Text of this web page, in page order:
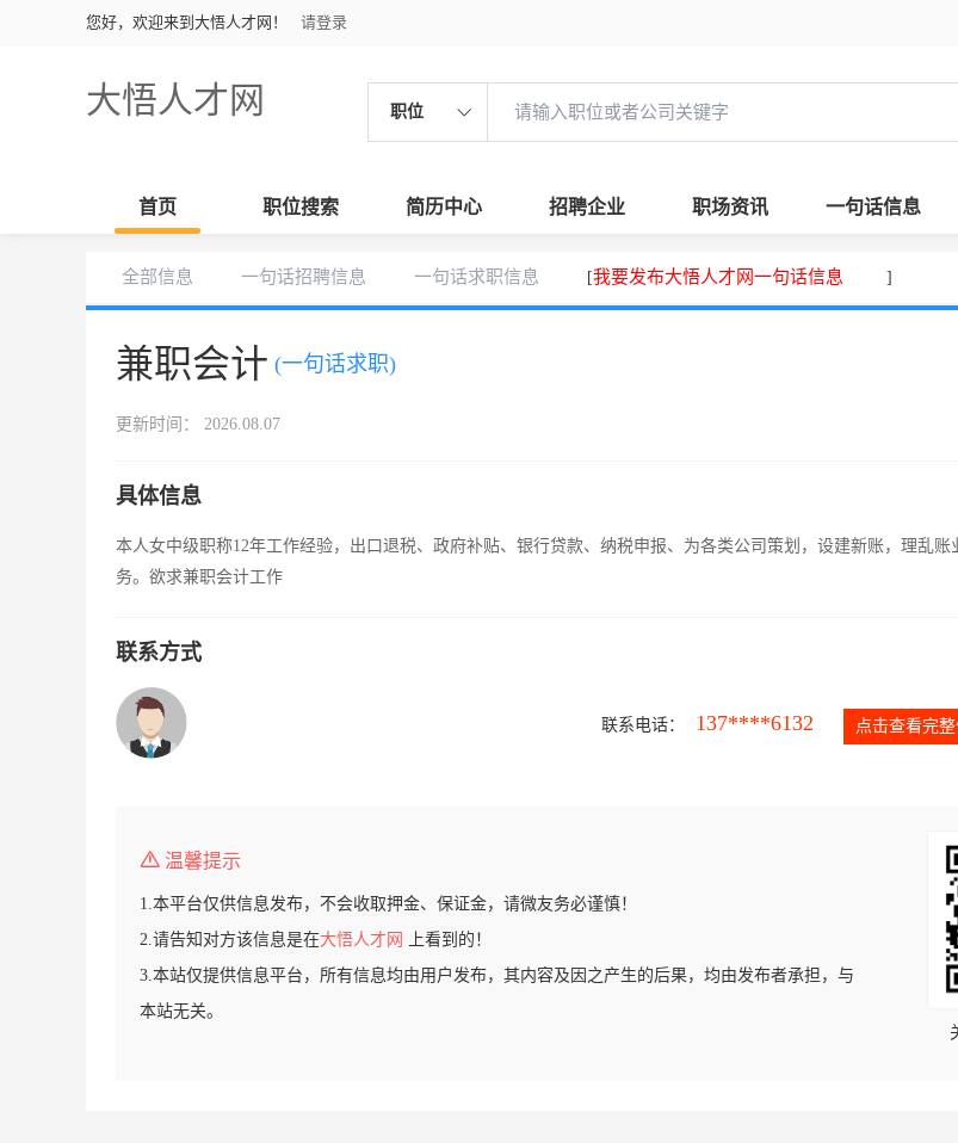
您好，欢迎来到大悟人才网！ 请登录
大悟人才网 职位
首页 职位搜索 简历中心 招聘企业 职场资讯 一句话信息
全部信息 一句话招聘信息 一句话求职信息 [我要发布大悟人才网一句话信息 ]
兼职会计 (一句话求职)
更新时间： 2026.08.07
具体信息
本人女中级职称12年工作经验，出口退税、政府补贴、银行贷款、纳税申报、为各类公司策划，设建新账，理乱账
务。欲求兼职会计工作
联系方式
联系电话： 137****6132 点击查看完
温馨提示
1.本平台仅供信息发布，不会收取押金、保证金，请微友务必谨慎！
2.请告知对方该信息是在大悟人才网
上看到的！
3.本站仅提供信息平台，所有信息均由用户发布，其内容及因之产生的后果，均由发布者承担，与
本站无关。